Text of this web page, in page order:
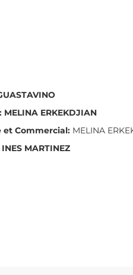
ERKEKDJIAN
et Commercial: MELINA
MARTINEZ